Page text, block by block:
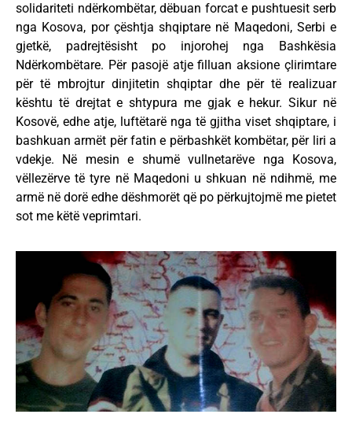
solidariteti ndërkombëtar, dëbuan forcat e pushtuesit serb
nga Kosova, por çështja shqiptare në Maqedoni, Serbi e
gjetkë, padrejtësisht po injorohej nga Bashkësia
Ndërkombëtare. Për pasojë atje filluan aksione çlirimtare
për të mbrojtur dinjitetin shqiptar dhe për të realizuar
kështu të drejtat e shtypura me gjak e hekur. Sikur në
Kosovë, edhe atje, luftëtarë nga të gjitha viset shqiptare, i
bashkuan armët për fatin e përbashkët kombëtar, për liri a
vdekje. Në mesin e shumë vullnetarëve nga Kosova,
vëllezërve të tyre në Maqedoni u shkuan në ndihmë, me
armë në dorë edhe dëshmorët që po përkujtojmë me pietet
sot me këtë veprimtari.